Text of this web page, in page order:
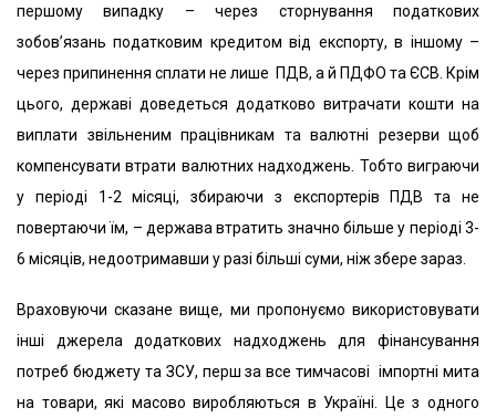
першому випадку – через сторнування податкових
зобов’язань податковим кредитом від експорту, в іншому –
через припинення сплати не лише ПДВ, а й ПДФО та ЄСВ. Крім
цього, державі доведеться додатково витрачати кошти на
виплати звільненим працівникам та валютні резерви щоб
компенсувати втрати валютних надходжень. Тобто виграючи
у періоді 1-2 місяці, збираючи з експортерів ПДВ та не
повертаючи їм, – держава втратить значно більше у періоді 3-
6 місяців, недоотримавши у разі більші суми, ніж збере зараз.
Враховуючи сказане вище, ми пропонуємо використовувати
інші джерела додаткових надходжень для фінансування
потреб бюджету та ЗСУ, перш за все тимчасові імпортні мита
на товари, які масово виробляються в Україні. Це з одного